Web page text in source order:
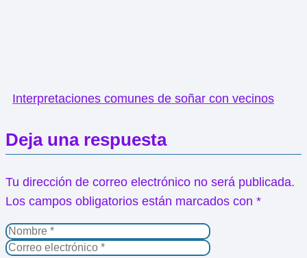
Interpretaciones comunes de soñar con vecinos
Deja una respuesta
Tu dirección de correo electrónico no será publicada.
Los campos obligatorios están marcados con *